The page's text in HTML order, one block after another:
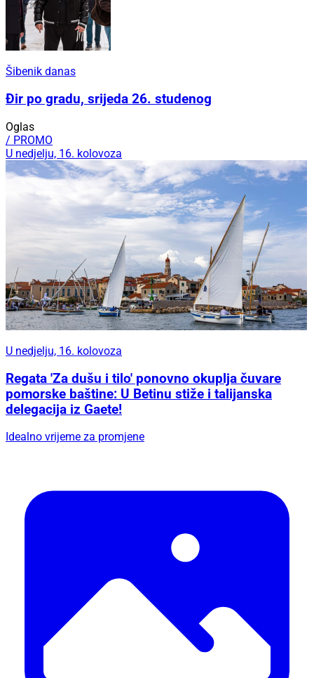
Šibenik danas
Đir po gradu, srijeda 26. studenog
Oglas
/ PROMO
U nedjelju, 16. kolovoza
U nedjelju, 16. kolovoza
Regata 'Za dušu i tilo' ponovno okuplja čuvare
pomorske baštine: U Betinu stiže i talijanska
delegacija iz Gaete!
Idealno vrijeme za promjene